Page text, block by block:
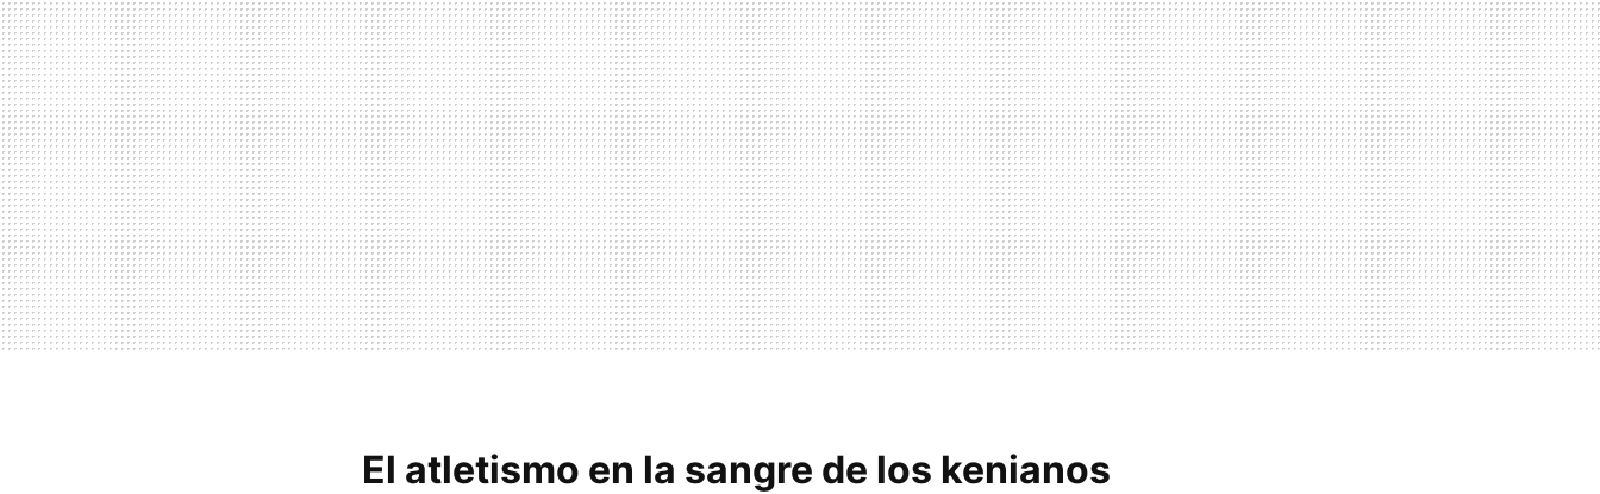
El atletismo en la sangre de los kenianos